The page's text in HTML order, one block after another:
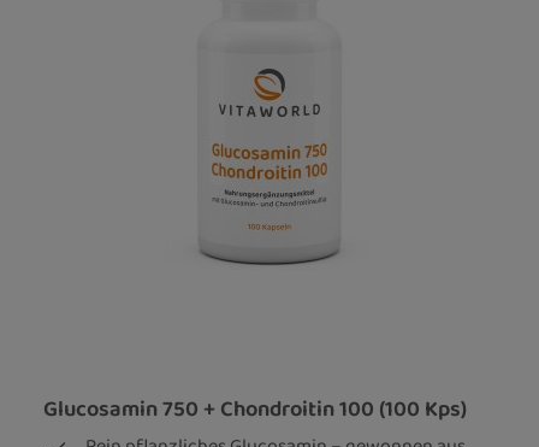
Glucosamin 750 + Chondroitin 100 (100 Kps)